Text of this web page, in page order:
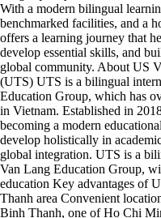
With a modern bilingual
benchmarked facilities, and a
offers a learning journey that
develop essential skills, and
global community. About US
(UTS) UTS is a bilingual
Education Group, which has
in Vietnam. Established in
becoming a modern
develop holistically in
global integration. UTS is a
Van Lang Education Group,
education Key advantages of
Thanh area Convenient
Binh Thanh, one of Ho Chi